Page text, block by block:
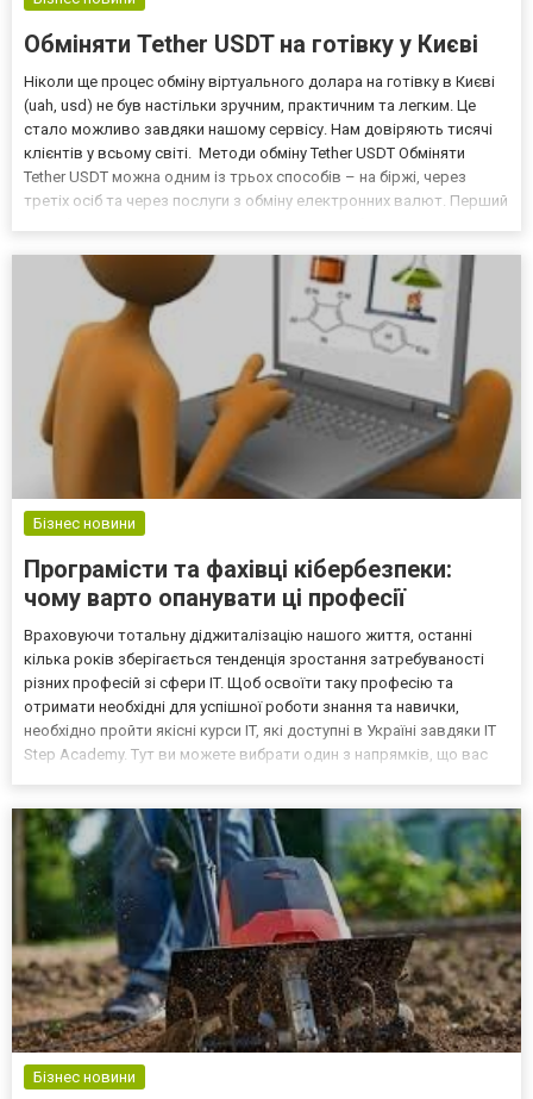
Обміняти Tether USDT на готівку у Києві
Ніколи ще процес обміну віртуального долара на готівку в Києві
(uah, usd) не був настільки зручним, практичним та легким. Це
стало можливо завдяки нашому сервісу. Нам довіряють тисячі
клієнтів у всьому світі. Методи обміну Tether USDT Обміняти
Tether USDT можна одним із трьох способів – на біржі, через
третіх осіб та через послуги з обміну електронних валют. Перший
Бізнес новини
Програмісти та фахівці кібербезпеки:
чому варто опанувати ці професії
Враховуючи тотальну діджиталізацію нашого життя, останні
кілька років зберігається тенденція зростання затребуваності
різних професій зі сфери IT. Щоб освоїти таку професію та
отримати необхідні для успішної роботи знання та навички,
необхідно пройти якісні курси IT, які доступні в Україні завдяки IT
Step Academy. Тут ви можете вибрати один з напрямків, що вас
Бізнес новини